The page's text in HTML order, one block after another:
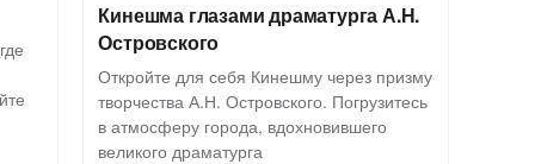
Кинешма глазами драматурга А.Н.
Островского
Откройте для себя Кинешму через призму
творчества А.Н. Островского. Погрузитесь
в атмосферу города, вдохновившего
великого драматурга